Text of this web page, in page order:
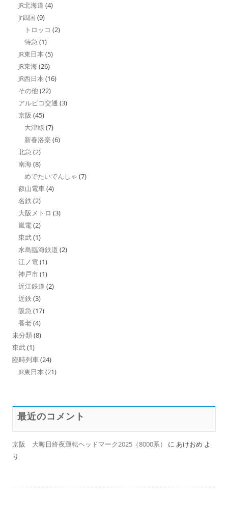
JR北海道 (4)
jr四国 (9)
トロッコ (2)
特急 (1)
JR東日本 (5)
JR東海(26)
JR西日本 (16)
その他(22)
アルピコ交通 (3)
京阪 (45)
大津線 (7)
新春洛楽 (6)
北急 (2)
南海(8)
めでたいでんしゃ (7)
叡山電車(4)
名鉄 (2)
大阪メトロ (3)
嵐電(2)
東武(1)
水島臨海鉄道 (2)
江ノ電(1)
神戸市(1)
近江鉄道 (2)
近鉄 (3)
阪急 (17)
養老(4)
未分類(8)
東武(1)
臨時列車(24)
JR東日本 (21)
最近のコメント
京阪 大晦日終夜運転ヘッドマーク2025（8000系） に あけおめ よ
り